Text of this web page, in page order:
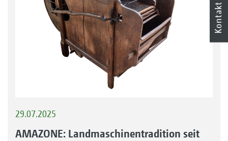
29.07.2025
AMAZONE: Landmaschinentradition seit
Kontakt